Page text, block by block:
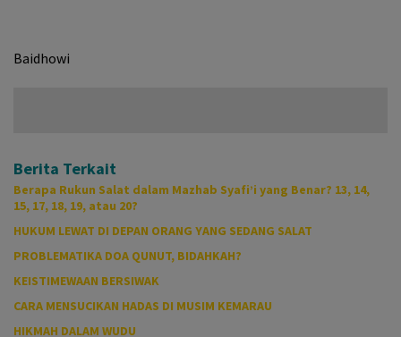
Baidhowi
Berita Terkait
Berapa Rukun Salat dalam Mazhab Syafi’i yang Benar? 13, 14,
15, 17, 18, 19, atau 20?
HUKUM LEWAT DI DEPAN ORANG YANG SEDANG SALAT
PROBLEMATIKA DOA QUNUT, BIDAHKAH?
KEISTIMEWAAN BERSIWAK
CARA MENSUCIKAN HADAS DI MUSIM KEMARAU
HIKMAH DALAM WUDU